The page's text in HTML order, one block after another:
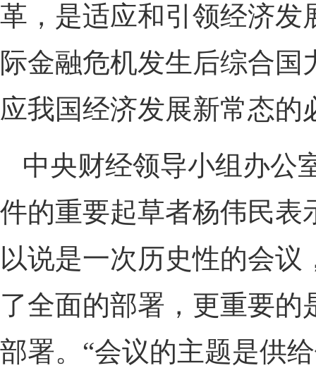
革，是适应和引领经济发
际金融危机发生后综合
应我国经济发展新常态的
中央财经领导小组办公
件的重要起草者杨伟民表
以说是一次历史性的会议
了全面的部署，更重要
部署。“会议的主题是供